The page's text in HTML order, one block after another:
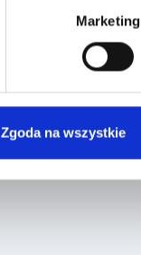
Marketing
Zgoda na wszystkie